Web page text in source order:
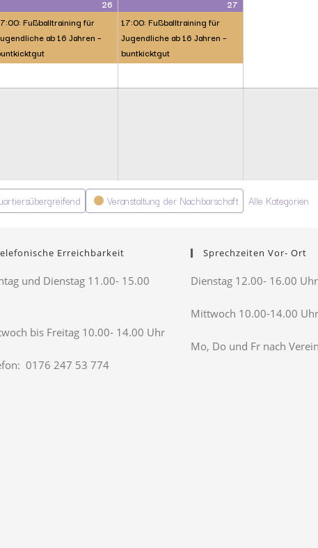
26
Fußballtraining für
ab 16 Jahren –
27
17:00: Fußballtraining für
Jugendliche ab 16 Jahren –
buntkicktgut
Veranstaltung der Nachbarschaft Alle Kategorien
Erreichbarkeit
und Dienstag 11.00- 15.00
bis Freitag 10.00- 14.00 Uhr
0176 247 53 774
Sprechzeiten Vor- Ort
Dienstag 12.00- 16.00 Uhr
Mittwoch 10.00-14.00 Uhr
Mo, Do und Fr nach